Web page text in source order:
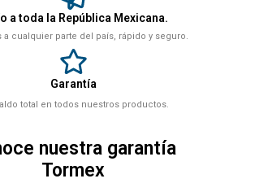
a toda la República Mexicana.
a cualquier parte del país, rápido y seguro.
Garantía
total en todos nuestros productos.
nuestra garantía
Tormex